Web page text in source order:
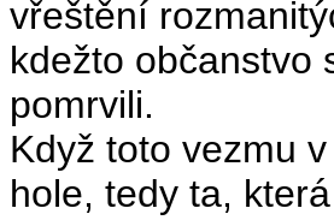
vřeštění
kdežto občanstvo
pomrvili.
Když toto vezmu
hole, tedy ta,